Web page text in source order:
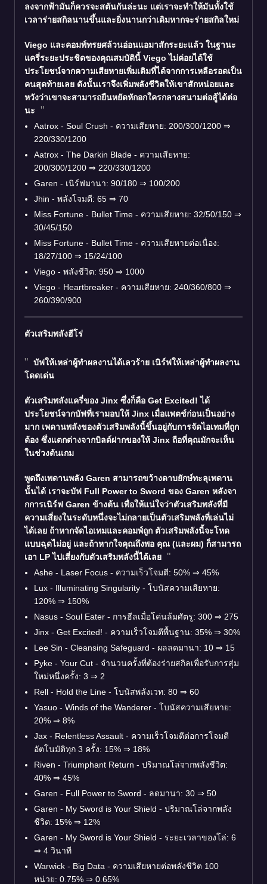
ลงจากฟ้ามันก็ควรจะสตันกันล่ะนะ แต่เราจะทำให้มันทั้งใช้
เวลาร่ายสกิลนานขึ้นและยิ่งนานกว่าเดิมหากจะร่ายสกิลใหม่
Viego และคอมพ์ทรยศล้วนอ่อนแอมาสักระยะแล้ว ในฐานะ
แครี่ระยะประชิดของคุณสมบัตินี้ Viego ไม่ค่อยได้ใช้
ประโยชน์จากความเสียหายเพิ่มเติมที่ได้จากการเหลือรอดเป็น
คนสุดท้ายเลย ดังนั้นเราจึงเพิ่มพลังชีวิตให้เขาสักหน่อยและ
หวังว่าเขาจะสามารถยืนหยัดหักอกใครกลางสนามต่อสู้ได้ต่อ
นะ
Aatrox - Soul Crush - ความเสียหาย: 200/300/1200 ⇒
220/330/1200
Aatrox - The Darkin Blade - ความเสียหาย:
200/300/1200 ⇒ 220/330/1200
Garen - เนิร์ฟมานา: 90/180 ⇒ 100/200
Jhin - พลังโจมตี: 65 ⇒ 70
Miss Fortune - Bullet Time - ความเสียหาย: 32/50/150 ⇒
30/45/150
Miss Fortune - Bullet Time - ความเสียหายต่อเนื่อง:
18/27/100 ⇒ 15/24/100
Viego - พลังชีวิต: 950 ⇒ 1000
Viego - Heartbreaker - ความเสียหาย: 240/360/800 ⇒
260/390/900
ตัวเสริมพลังฮีโร่
บัฟให้เหล่าผู้ทำผลงานได้เลวร้าย เนิร์ฟให้เหล่าผู้ทำผลงาน
โดดเด่น
ตัวเสริมพลังแครี่ของ Jinx ซึ่งก็คือ Get Excited! ได้
ประโยชน์จากบัฟที่เรามอบให้ Jinx เมื่อแพตช์ก่อนเป็นอย่าง
มาก เพดานพลังของตัวเสริมพลังนี้ขึ้นอยู่กับการจัดไอเทมที่ถูก
ต้อง ซึ่งแตกต่างจากบิลด์ฝากของให้ Jinx ถือที่คุณมักจะเห็น
ในช่วงต้นเกม
พูดถึงเพดานพลัง Garen สามารถขว้างดาบยักษ์ทะลุเพดาน
นั้นได้ เราจะบัฟ Full Power to Sword ของ Garen หลังจา
กการเนิร์ฟ Garen ข้างต้น เพื่อให้แน่ใจว่าตัวเสริมพลังที่มี
ความเสี่ยงในระดับหนึ่งจะไม่กลายเป็นตัวเสริมพลังที่เล่นไม่
ได้เลย ถ้าหากจัดไอเทมและคอมพ์ถูก ตัวเสริมพลังนี้จะโหด
แบบฉุดไม่อยู่ และถ้าหากใจคุณถึงพอ คุณ (และผม) ก็สามารถ
เอา LP ไปเสี่ยงกับตัวเสริมพลังนี้ได้เลย
Ashe - Laser Focus - ความเร็วโจมตี: 50% ⇒ 45%
Lux - Illuminating Singularity - โบนัสความเสียหาย:
120% ⇒ 150%
Nasus - Soul Eater - การฮีลเมื่อโค่นล้มศัตรู: 300 ⇒ 275
Jinx - Get Excited! - ความเร็วโจมตีพื้นฐาน: 35% ⇒ 30%
Lee Sin - Cleansing Safeguard - ผลลดมานา: 10 ⇒ 15
Pyke - Your Cut - จำนวนครั้งที่ต้องร่ายสกิลเพื่อรับการสุ่ม
ใหม่หนึ่งครั้ง: 3 ⇒ 2
Rell - Hold the Line - โบนัสพลังเวท: 80 ⇒ 60
Yasuo - Winds of the Wanderer - โบนัสความเสียหาย:
20% ⇒ 8%
Jax - Relentless Assault - ความเร็วโจมตีต่อการโจมตี
อัตโนมัติทุก 3 ครั้ง: 15% ⇒ 18%
Riven - Triumphant Return - ปริมาณโล่จากพลังชีวิต:
40% ⇒ 45%
Garen - Full Power to Sword - ลดมานา: 30 ⇒ 50
Garen - My Sword is Your Shield - ปริมาณโล่จากพลัง
ชีวิต: 15% ⇒ 12%
Garen - My Sword is Your Shield - ระยะเวลาของโล่: 6
⇒ 4 วินาที
Warwick - Big Data - ความเสียหายต่อพลังชีวิต 100
หน่วย: 0.75% ⇒ 0.65%